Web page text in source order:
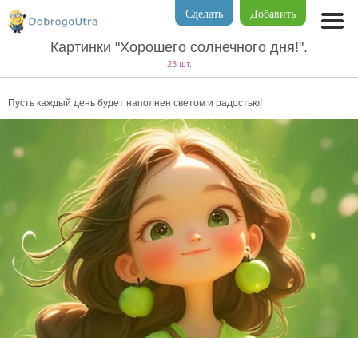
Добавить
Сделать
Картинки "Хорошего солнечного дня!".
23 шт.
Пусть каждый день будет наполнен светом и радостью!